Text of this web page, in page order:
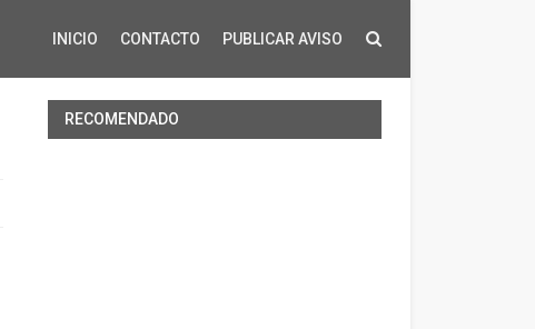
INICIO CONTACTO PUBLICAR AVISO
RECOMENDADO